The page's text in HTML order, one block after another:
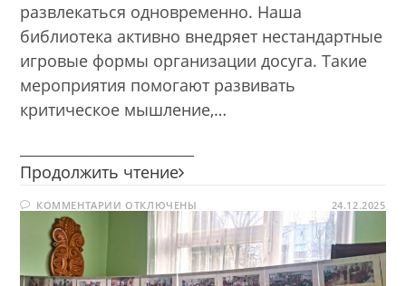
развлекаться одновременно. Наша
библиотека активно внедряет нестандартные
игровые формы организации досуга. Такие
мероприятия помогают развивать
критическое мышление,…
Продолжить чтение Фото-
«Читаем,
играем,
познаем!»
КОММЕНТАРИИ К
ЗАПИСИ
ФОТО-
СУШКА
«ЧИТАЕМ,
ИГРАЕМ,
ПОЗНАЕМ!»
ОТКЛЮЧЕНЫ 24.12.2025